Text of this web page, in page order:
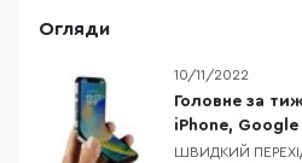
Огляди
10/11/2022
Головне за
iPhone,
Pixel 8/8 Pro,
ШВИДКИЙ ПЕРЕХІД